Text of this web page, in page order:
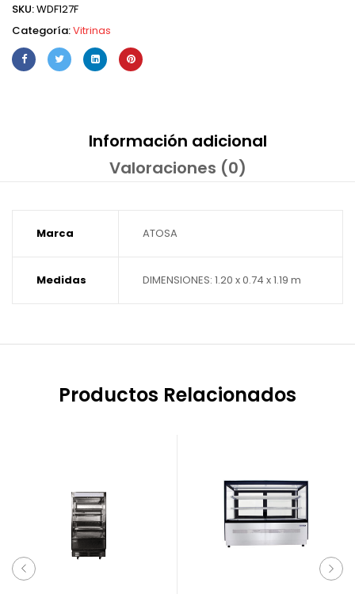
SKU:WDF127F
Categoría:Vitrinas
Información adicional
Valoraciones (0)
Marca ATOSA
Medidas DIMENSIONES: 1.20 x 0.74 x 1.19 m
Productos Relacionados